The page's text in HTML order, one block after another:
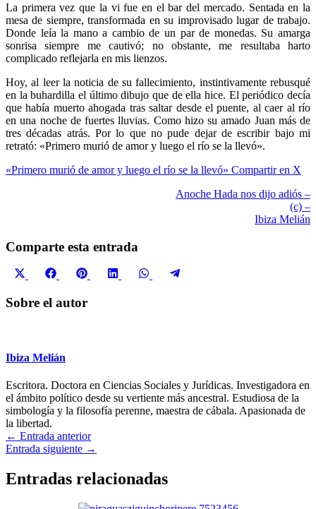
La primera vez que la vi fue en el bar del mercado. Sentada en la
mesa de siempre, transformada en su improvisado lugar de trabajo.
Donde leía la mano a cambio de un par de monedas. Su amarga
sonrisa siempre me cautivó; no obstante, me resultaba harto
complicado reflejarla en mis lienzos.
Hoy, al leer la noticia de su fallecimiento, instintivamente rebusqué
en la buhardilla el último dibujo que de ella hice. El periódico decía
que había muerto ahogada tras saltar desde el puente, al caer al río
en una noche de fuertes lluvias. Como hizo su amado Juan más de
tres décadas atrás. Por lo que no pude dejar de escribir bajo mi
retrató: «Primero murió de amor y luego el río se la llevó».
«Primero murió de amor y luego el río se la llevó» Compartir en X
Anoche Hada nos dijo adiós –
(c) –
Ibiza Melián
Comparte esta entrada
CompartirCompartir
FacebookCompartir
Pinterest Compartir
LinkedInCompartir
WhatsApp
Sobre el autor
Ibiza Melián
Escritora. Doctora en Ciencias Sociales y Jurídicas. Investigadora en
el ámbito político desde su vertiente más ancestral. Estudiosa de la
simbología y la filosofía perenne, maestra de cábala. Apasionada de
la libertad.
← Entrada anterior
Entrada siguiente →
Entradas relacionadas